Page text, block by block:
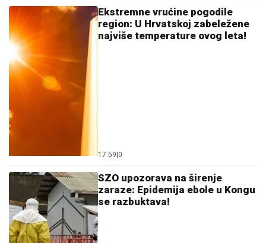
KOMENTARI (0)
Sumnja se da avion pao jer je
američka vojska ispitivala
moćno eksperimentalno oružje: